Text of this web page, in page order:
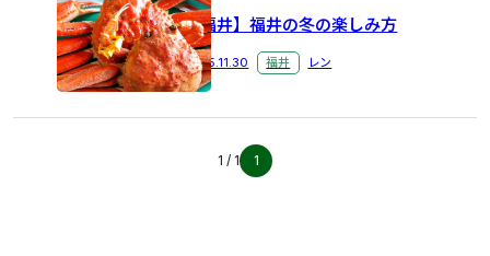
ビジネスホテル
祭り
アズイン
音楽フェス
宝石探し
トレジャーマイニング
あわら
アズイン福井
＃半田市
＃電話応対
アズイングループ
【福井】福井の冬の楽しみ方
2025.11.30 福井 レン
1 / 1 1